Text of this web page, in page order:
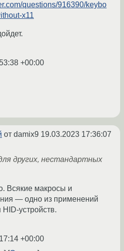
questions/916390/keybo
x11
+00:00
от damix9 19.03.2023 17:36:07
других, нестандартных
Всякие макросы и
— одно из применений
устройств.
+00:00